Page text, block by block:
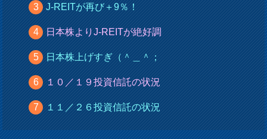
J-REITが再び＋9％！
日本株よりJ-REITが絶好調
日本株上げすぎ（＾＿＾；
１０／１９投資信託の状況
１１／２６投資信託の状況